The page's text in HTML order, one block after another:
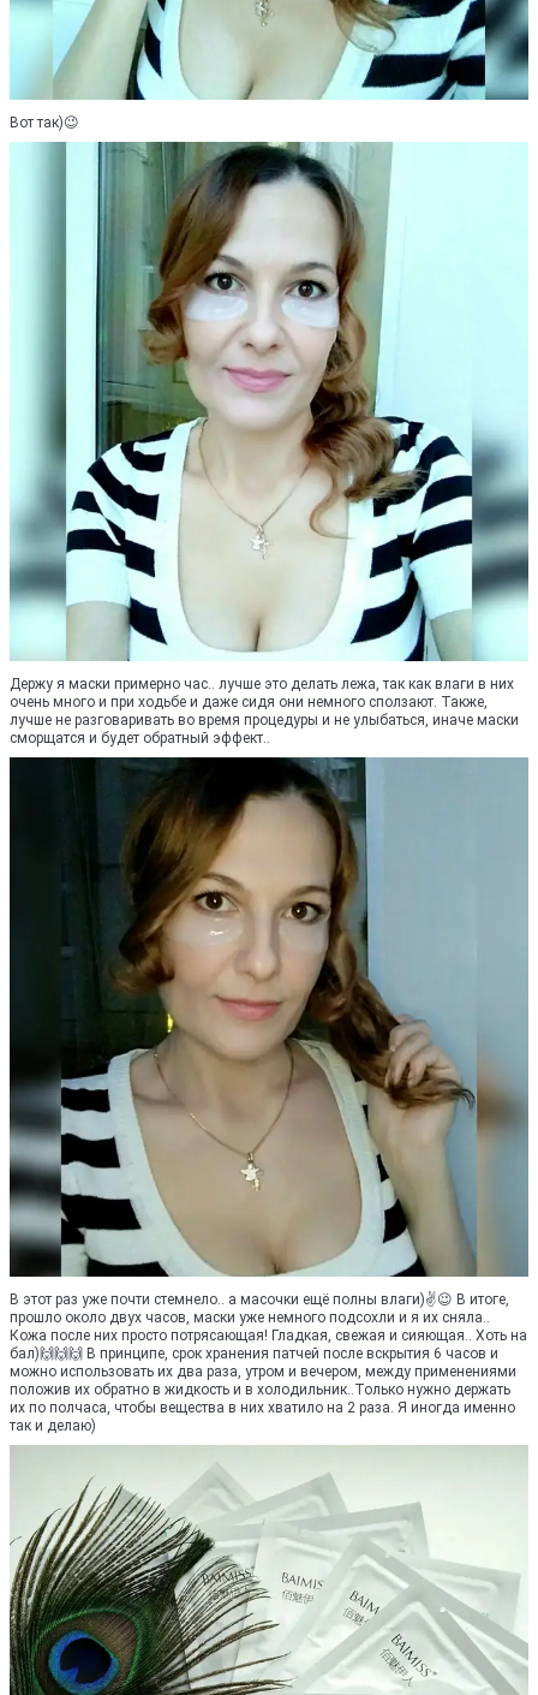
Вот так)😉
Держу я маски примерно час.. лучше это делать лежа, так как влаги в них
очень много и при ходьбе и даже сидя они немного сползают. Также,
лучше не разговаривать во время процедуры и не улыбаться, иначе маски
сморщатся и будет обратный эффект..
В этот раз уже почти стемнело.. а масочки ещё полны влаги)✌😉 В итоге,
прошло около двух часов, маски уже немного подсохли и я их сняла..
Кожа после них просто потрясающая! Гладкая, свежая и сияющая.. Хоть на
бал)🙌🙌🙌 В принципе, срок хранения патчей после вскрытия 6 часов и
можно использовать их два раза, утром и вечером, между применениями
положив их обратно в жидкость и в холодильник..Только нужно держать
их по полчаса, чтобы вещества в них хватило на 2 раза. Я иногда именно
так и делаю)